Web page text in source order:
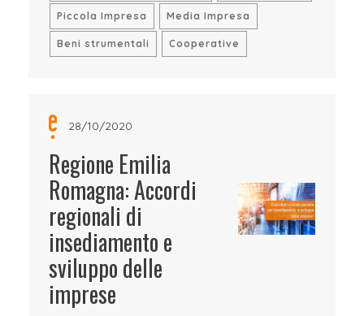
Piccola Impresa Media Impresa
Beni strumentali Cooperative
28/10/2020
Regione Emilia
Romagna: Accordi
regionali di
insediamento e
sviluppo delle
imprese